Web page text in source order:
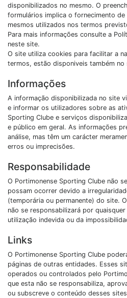
disponibilizados no mesmo. O
formulários implica o fornecimento
mesmos utilizados nos termos
Para mais informações consulte a
neste site.
O site utiliza cookies para facilitar a
termos, estão disponiveis também
Informações
A informação disponibilizada no site
e informar os utilizadores sobre as
Sporting Clube e serviços
e público em geral. As informações
análise, mas têm um carácter
erros ou imprecisões.
Responsabilidade
O Portimonense Sporting Clube não
possam ocorrer devido a
(temporária ou permanente) do site.
não se responsabilizará por
utilização indevida ou da
Links
O Portimonense Sporting Clube
páginas de outras entidades. Esses
operados ou controlados pelo
que esta não se responsabiliza,
ou subscreve o conteúdo desses